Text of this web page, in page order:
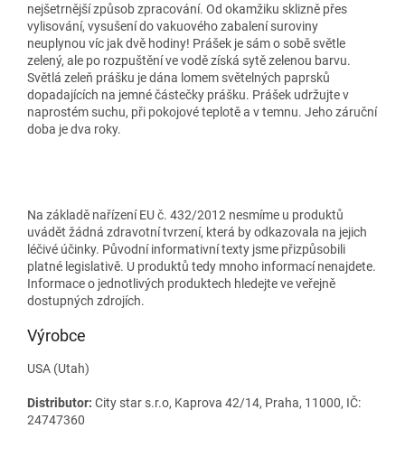
nejšetrnější způsob zpracování. Od okamžiku sklizně přes
vylisování, vysušení do vakuového zabalení suroviny
neuplynou víc jak dvě hodiny! Prášek je sám o sobě světle
zelený, ale po rozpuštění ve vodě získá sytě zelenou barvu.
Světlá zeleň prášku je dána lomem světelných paprsků
dopadajících na jemné částečky prášku. Prášek udržujte v
naprostém suchu, při pokojové teplotě a v temnu. Jeho záruční
doba je dva roky.
Na základě nařízení EU č. 432/2012 nesmíme u produktů
uvádět žádná zdravotní tvrzení, která by odkazovala na jejich
léčivé účinky. Původní informativní texty jsme přizpůsobili
platné legislativě. U produktů tedy mnoho informací nenajdete.
Informace o jednotlivých produktech hledejte ve veřejně
dostupných zdrojích.
Výrobce
USA (Utah)
Distributor: City star s.r.o, Kaprova 42/14, Praha, 11000, IČ:
24747360